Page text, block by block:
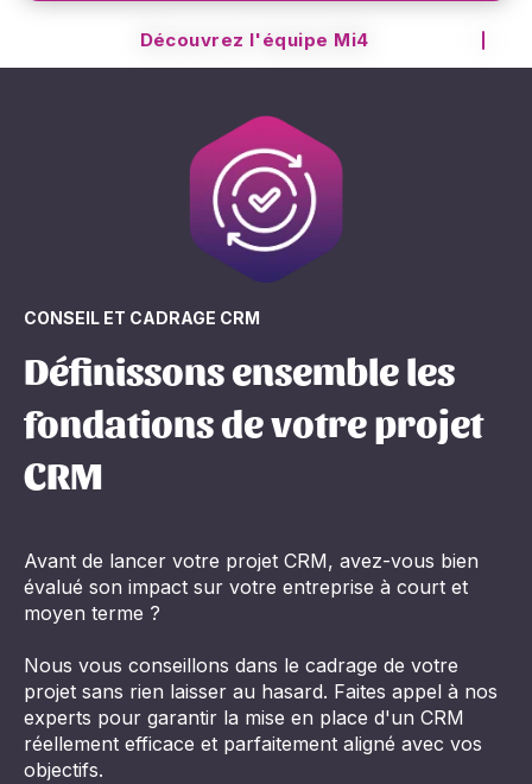
Découvrez l'équipe Mi4
CONSEIL ET CADRAGE CRM
Définissons ensemble les
fondations de votre projet
CRM
Avant de lancer votre projet CRM, avez-vous bien
évalué son impact sur votre entreprise à court et
moyen terme ?
Nous vous conseillons dans le cadrage de votre
projet sans rien laisser au hasard. Faites appel à nos
experts pour garantir la mise en place d'un CRM
réellement efficace et parfaitement aligné avec vos
objectifs.